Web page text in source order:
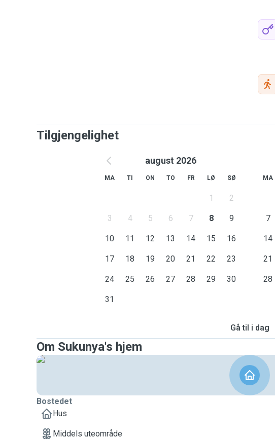
Tilgjengelighet
august 2026
MA TI ON TO FR LØ SØ
1 2
3 4 5 6 7 8 9
10 11 12 13 14 15 16
17 18 19 20 21 22 23
24 25 26 27 28 29 30
31
MA
7
14
21
28
Gå til i dag
Om Sukunya's hjem
Bostedet
Hus
Middels uteområde